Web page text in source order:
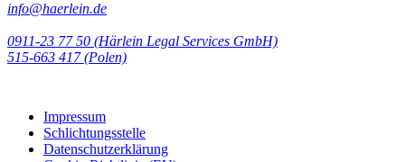
info@haerlein.de
0911-23 77 50 (Härlein Legal Services GmbH)
‭515-663 417 (Polen)‬‬‬
Impressum
Schlichtungsstelle
Datenschutzerklärung